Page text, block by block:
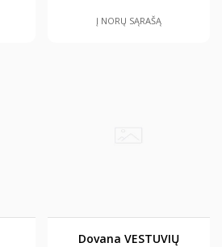
Į NORŲ SĄRAŠĄ
Dovana VESTUVIŲ